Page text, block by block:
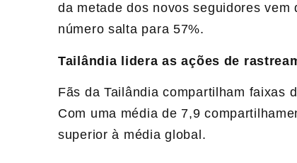
da metade dos novos seguidores
número salta para 57%.
Tailândia lidera as ações de
Fãs da Tailândia compartilham faixas
Com uma média de 7,9
superior à média global.